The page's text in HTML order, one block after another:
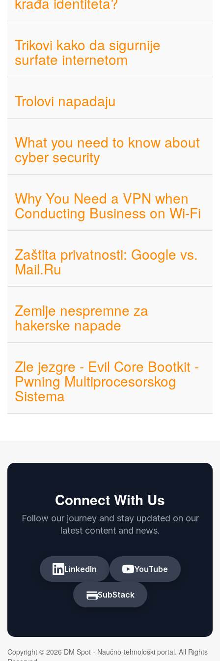
Trikovi kako da sigurnije
surfate internetom
Trolovi napadaju
What you need to know about
cyber security
Why You Need a VPN when
Conducting Business on Wi-Fi
Zaštita privatnosti: Google vs.
Mail.Ru
Zemlje nespremne za
hakerske napade
Zle jezgre - Evil Core Bootkit -
Pwning Multiprocesorskog
Sistema
Connect With Us
Follow our journey and stay updated on our
latest content and news.
LinkedIn YouTube
SubStack
Copyright © 2026 DM Spot - Naučno-tehnološki portal. All Rights